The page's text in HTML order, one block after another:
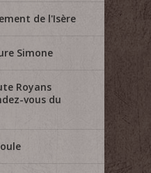
de l'Isère
Simone
Royans
vous du